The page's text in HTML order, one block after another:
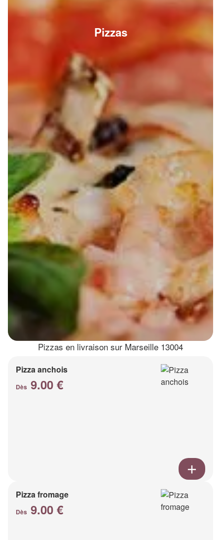
Pizzas
Pizzas en livraison sur Marseille 13004
Pizza anchois
Dès 9.00 €
Pizza fromage
Dès 9.00 €